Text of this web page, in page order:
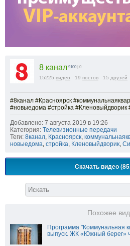
8 канал 9100 | 0
15225 видео 19 постов 15 друзей
#8канал #Красноярск
#новыедома #стройка
Добавлено: 7 августа 2019 в 19:26
Категория: Телевизионные передачи
Теги: 8канал, Красноярск,
новыедома, стройка, Кленовыйдворик,
Скачать видео
Похожее
Программа "Коммунальная
выпуск. ЖК «Южный берег»